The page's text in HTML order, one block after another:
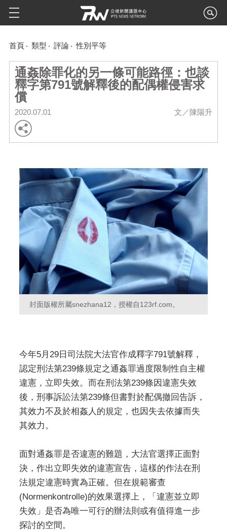
首頁 類型 評論 性別平等
通姦除罪化的另一條可能路徑：也談
釋字第791號解釋後的配偶權侵害求
償
2020.07.01 文／陳陽升
封面版權所屬snezhana12，授權自123rf.com。
今年5月29日司法院大法官作成釋字791號解釋，
認定刑法第239條規定之通姦罪過度限制性自主權
違憲，立即失效。而在刑法第239條因違憲失效
後，刑事訴訟法第239條但書對於配偶撤回告訴，
其效力不及於相姦人的規定，也因失去依據而失
其效力。
面對通姦罪是否違憲的難題，大法官選擇正面對
決，作出立即失效的違憲宣告，這樣的作法在刑
法規定違憲時實為正確。但在規範審查
(Normenkontrolle)的效果選擇上，「違憲並立即
失效」是否為唯一可行的辦法則或有值得進一步
探討的空間。